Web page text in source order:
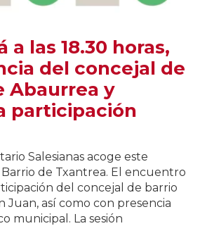
a las 18.30 horas,
del concejal de
Abaurrea y
participación
Salesianas acoge este
de Txantrea. El encuentro
del concejal de barrio
Juan, así como con presencia
municipal. La sesión